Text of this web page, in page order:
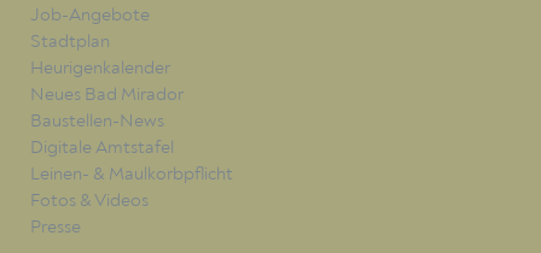
Job-Angebote
Stadtplan
Heurigenkalender
Neues Bad Mirador
Baustellen-News
Digitale Amtstafel
Leinen- & Maulkorbpflicht
Fotos & Videos
Presse